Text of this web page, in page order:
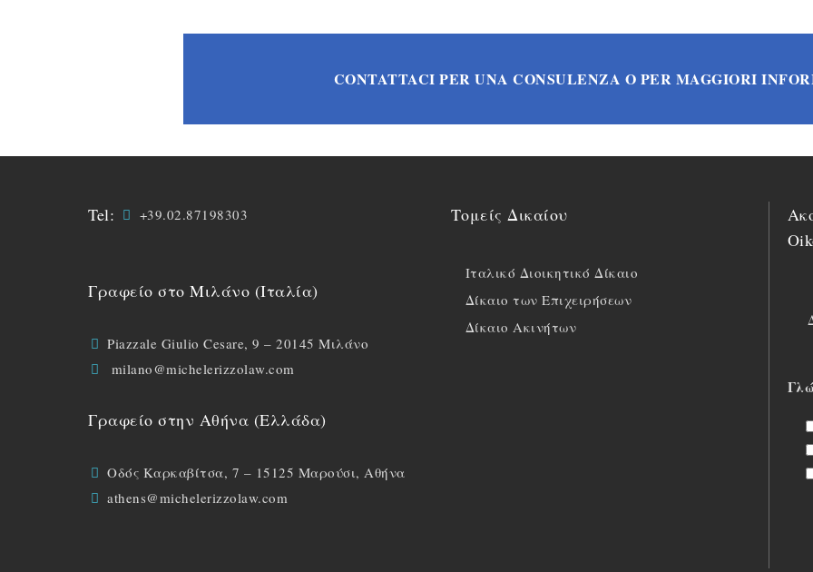
CONTATTACI PER UNA CONSULENZA O PER MAGGIORI
Tel: +39.02.87198303
Γραφείο στο Μιλάνο (Ιταλία)
Piazzale Giulio Cesare, 9 – 20145 Μιλάνο
milano@michelerizzolaw.com
Γραφείο στην Αθήνα (Ελλάδα)
Οδός Καρκαβίτσα, 7 – 15125 Μαρούσι, Αθήνα
athens@michelerizzolaw.com
Τομείς Δικαίου
Ιταλικό Διοικητικό Δίκαιο
Δίκαιο των Επιχειρήσεων
Δίκαιο Ακινήτων